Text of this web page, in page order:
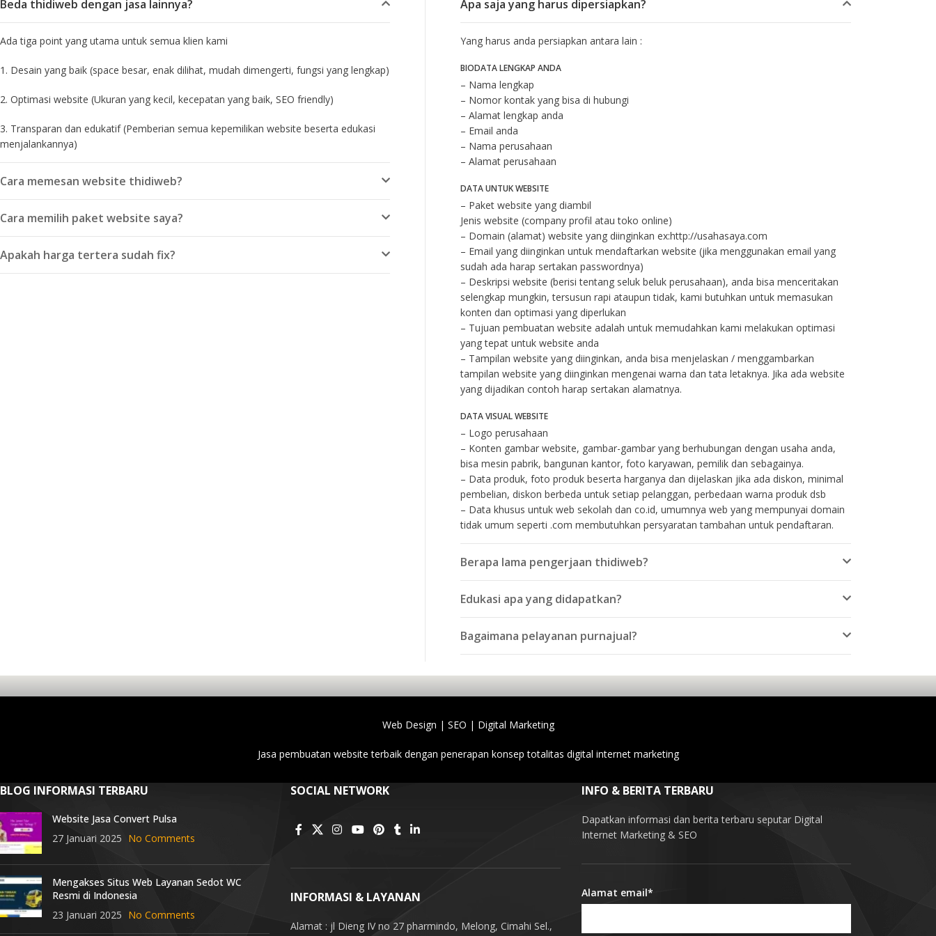
Beda thidiweb dengan jasa lainnya?
Ada tiga point yang utama untuk semua klien kami
1. Desain yang baik (space besar, enak dilihat, mudah dimengerti, fungsi yang lengkap)
2. Optimasi website (Ukuran yang kecil, kecepatan yang baik, SEO friendly)
3. Transparan dan edukatif (Pemberian semua kepemilikan website beserta edukasi
menjalankannya)
Cara memesan website thidiweb?
Cara memilih paket website saya?
Apakah harga tertera sudah fix?
Apa saja yang harus dipersiapkan?
Yang harus anda persiapkan antara lain :
BIODATA LENGKAP ANDA
– Nama lengkap
– Nomor kontak yang bisa di hubungi
– Alamat lengkap anda
– Email anda
– Nama perusahaan
– Alamat perusahaan
DATA UNTUK WEBSITE
– Paket website yang diambil
Jenis website (company profil atau toko online)
– Domain (alamat) website yang diinginkan ex:http://usahasaya.com
– Email yang diinginkan untuk mendaftarkan website (jika menggunakan email yang
sudah ada harap sertakan passwordnya)
– Deskripsi website (berisi tentang seluk beluk perusahaan), anda bisa menceritakan
selengkap mungkin, tersusun rapi ataupun tidak, kami butuhkan untuk memasukan
konten dan optimasi yang diperlukan
– Tujuan pembuatan website adalah untuk memudahkan kami melakukan optimasi
yang tepat untuk website anda
– Tampilan website yang diinginkan, anda bisa menjelaskan / menggambarkan
tampilan website yang diinginkan mengenai warna dan tata letaknya. Jika ada website
yang dijadikan contoh harap sertakan alamatnya.
DATA VISUAL WEBSITE
– Logo perusahaan
– Konten gambar website, gambar-gambar yang berhubungan dengan usaha anda,
bisa mesin pabrik, bangunan kantor, foto karyawan, pemilik dan sebagainya.
– Data produk, foto produk beserta harganya dan dijelaskan jika ada diskon, minimal
pembelian, diskon berbeda untuk setiap pelanggan, perbedaan warna produk dsb
– Data khusus untuk web sekolah dan co.id, umumnya web yang mempunyai domain
tidak umum seperti .com membutuhkan persyaratan tambahan untuk pendaftaran.
Berapa lama pengerjaan thidiweb?
Edukasi apa yang didapatkan?
Bagaimana pelayanan purnajual?
Web Design | SEO | Digital Marketing
Jasa pembuatan website terbaik dengan penerapan konsep totalitas digital internet marketing
BLOG INFORMASI TERBARU
Website Jasa Convert Pulsa
27 Januari 2025 No Comments
Mengakses Situs Web Layanan Sedot WC
Resmi di Indonesia
23 Januari 2025 No Comments
SOCIAL NETWORK
INFORMASI & LAYANAN
Alamat : jl Dieng IV no 27 pharmindo, Melong, Cimahi Sel.,
INFO & BERITA TERBARU
Dapatkan informasi dan berita terbaru seputar Digital
Internet Marketing & SEO
Alamat email*